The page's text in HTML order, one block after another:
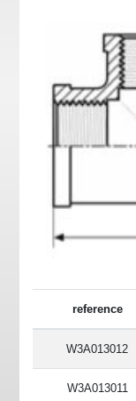
reference
W3A013012
W3A013011